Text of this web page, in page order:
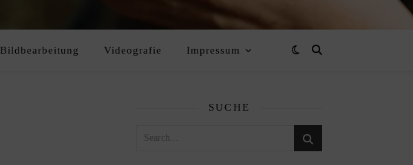
Bildbearbeitung Videografie Impressum
SUCHE